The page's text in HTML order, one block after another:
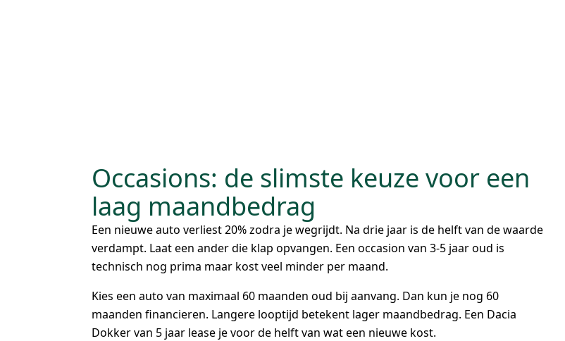
Occasions: de slimste keuze voor een
laag maandbedrag
Een nieuwe auto verliest 20% zodra je wegrijdt. Na drie jaar is de helft van de waarde
verdampt. Laat een ander die klap opvangen. Een occasion van 3-5 jaar oud is
technisch nog prima maar kost veel minder per maand.
Kies een auto van maximaal 60 maanden oud bij aanvang. Dan kun je nog 60
maanden financieren. Langere looptijd betekent lager maandbedrag. Een Dacia
Dokker van 5 jaar lease je voor de helft van wat een nieuwe kost.